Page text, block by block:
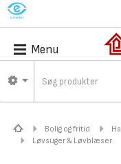
M
Menu
Bolig og fritid
Løvsuger & Løvblæser